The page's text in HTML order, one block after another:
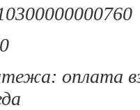
оплата